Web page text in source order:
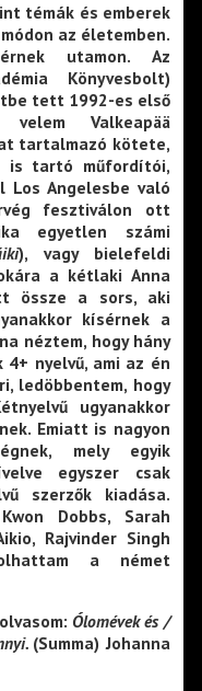
témák és emberek
az életemben.
utamon. Az
Könyvesbolt)
tett 1992-es első
velem Valkeapää
tartalmazó kötete,
is tartó műfordítói,
Los Angelesbe való
fesztiválon ott
egyetlen számi
), vagy bielefeldi
a kétlaki Anna
össze a sors, aki
kísérnek a
néztem, hogy hány
nyelvű, ami az én
ledöbbentem, hogy
ugyanakkor
Emiatt is nagyon
mely egyik
egyszer csak
szerzők kiadása.
Dobbs, Sarah
Rajvinder Singh
a német
Ólomévek és /
(Summa) Johanna